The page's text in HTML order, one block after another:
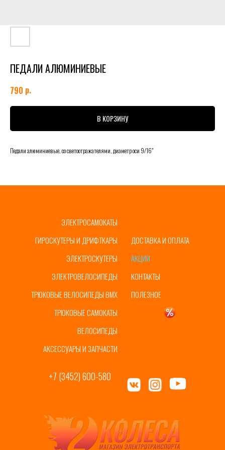
ПЕДАЛИ АЛЮМИНИЕВЫЕ
790 р.
В КОРЗИНУ
Педали алюминиевые, со светоотражателями, диаметр оси 9/16"
ЭЛЕКТРОСАМОКАТЫ
ГИРОСКУТЕРЫ И ДРИФТКАРЫ
ЭЛЕКТРОСКУТЕРЫ
ЭЛЕКТРОВЕЛОСИПЕДЫ
ТРЮКОВЫЕ ВЕЛОСИПЕДЫ BMX
АКСЕССУАРЫ И ЗАПЧАСТИ
ДОСТАВКА И ОПЛАТА
АКЦИИ
КОНТАКТЫ
+7 (3452) 600-580
ПОЛЕЗНОЕ
ТРЮКОВЫЕ САМОКАТЫ
ВЕЛОСИПЕДЫ